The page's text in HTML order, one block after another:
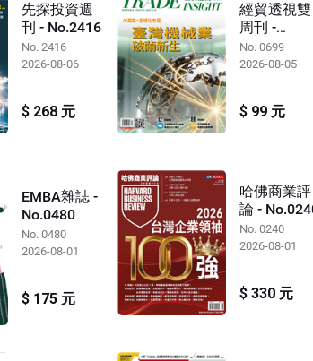
先探投資週
刊 - No.2416
No. 2416
2026-08-06
$ 268 元
經貿透視雙
周刊 -
No.0699
No. 0699
2026-08-05
$ 99 元
EMBA雜誌 -
No.0480
No. 0480
2026-08-01
$ 175 元
哈佛商業評
論 -
No. 0240
2026-08-01
$ 330 元